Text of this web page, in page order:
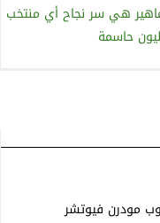
هي سر نجاح أي منتخب
حاسمة
مودرن فيوتشر